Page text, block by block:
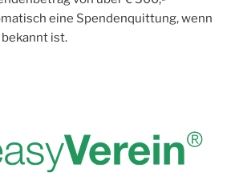
eine Spendenquittung, wenn
ist.